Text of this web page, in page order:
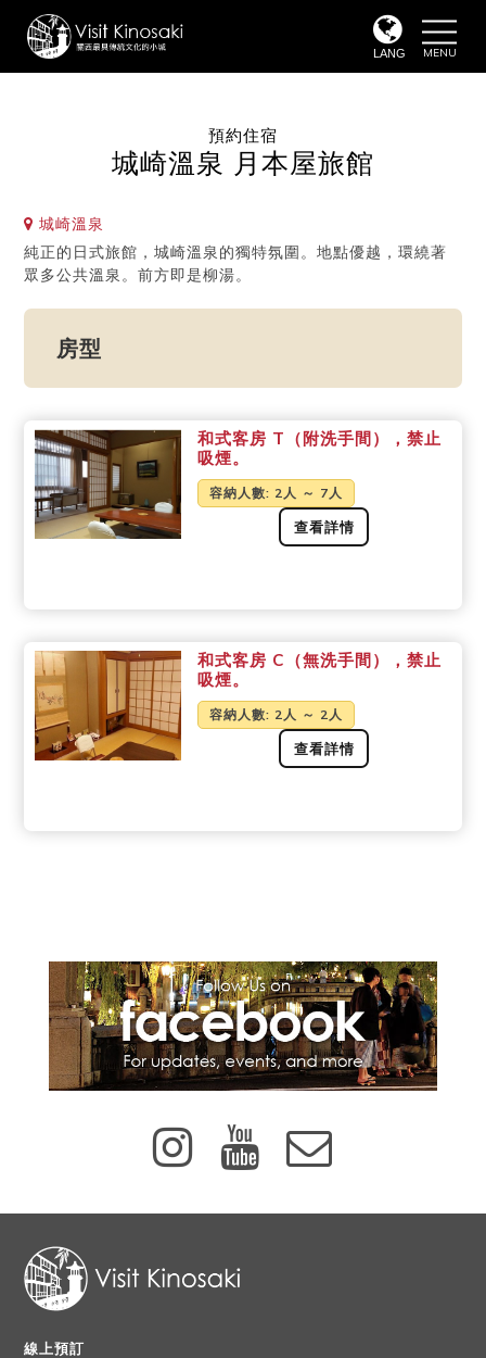
LANG
toggle
預約住宿
城崎溫泉 月本屋旅館
城崎溫泉
純正的日式旅館，城崎溫泉的獨特氛圍。地點優越，環繞著
眾多公共溫泉。前方即是柳湯。
房型
和式客房 T（附洗手間），禁止
吸煙。
容納人數: 2人 ～ 7人
查看詳情
和式客房 C（無洗手間），禁止
吸煙。
容納人數: 2人 ～ 2人
查看詳情
線上預訂